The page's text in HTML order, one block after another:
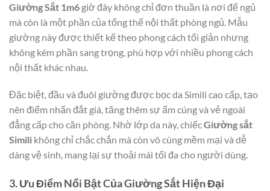
Giường Sắt 1m6 giờ đây không chỉ đơn thuần là nơi để ngủ
mà còn là một phần của tổng thể nội thất phòng ngủ. Mẫu
giường này được thiết kế theo phong cách tối giản nhưng
không kém phần sang trọng, phù hợp với nhiều phong cách
nội thất khác nhau.
Đặc biệt, đầu và đuôi giường được bọc da Simili cao cấp, tạo
nên điểm nhấn đắt giá, tăng thêm sự ấm cúng và vẻ ngoài
đẳng cấp cho căn phòng. Nhờ lớp da này, chiếcGiường sắt
Simili không chỉ chắc chắn mà còn vô cùng mềm mại và dễ
dàng vệ sinh, mang lại sự thoải mái tối đa cho người dùng.
3. Ưu Điểm Nổi Bật Của Giường Sắt Hiện Đại